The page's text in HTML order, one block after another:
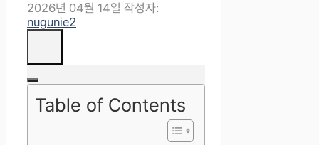
2026년 04월 14일 작성자:
nugunie2
Table of Contents